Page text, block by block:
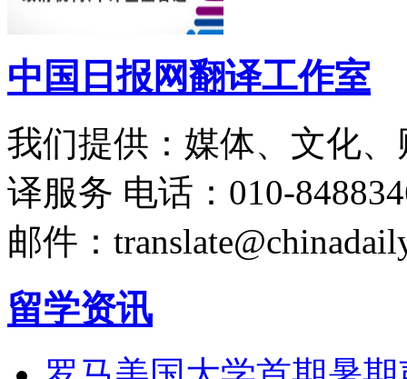
中国日报网翻译工作室
我们提供：媒体、文化
译服务 电话：010-
邮件：
留学资讯